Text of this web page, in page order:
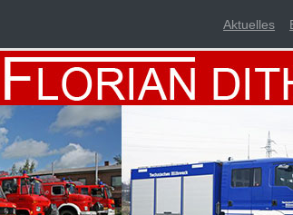
Aktuelles